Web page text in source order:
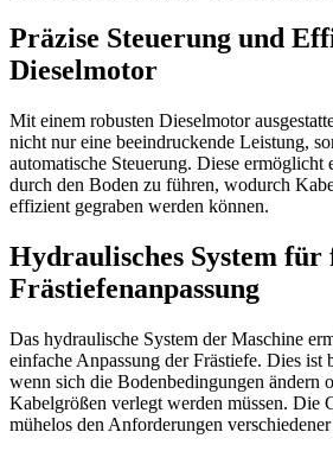
Präzise Steuerung und
Dieselmotor
Mit einem robusten Dieselmotor
nicht nur eine beeindruckende Leistung,
automatische Steuerung. Diese ermöglicht
durch den Boden zu führen, wodurch
effizient gegraben werden können.
Hydraulisches System für
Frästiefenanpassung
Das hydraulische System der Maschine
einfache Anpassung der Frästiefe. Dies ist
wenn sich die Bodenbedingungen ändern
Kabelgrößen verlegt werden müssen. Die
mühelos den Anforderungen